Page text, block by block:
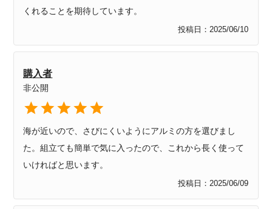
投稿日 2025/06/10
くれることを期待しています。
購入者
非公開
投稿日 2025/06/09
海が近いので、さびにくいようにアルミの方を選びまし
た。組立ても簡単で気に入ったので、これから長く使って
いければと思います。